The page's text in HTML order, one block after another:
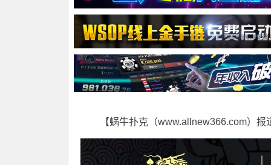
【蜗牛扑克（www.allnew366.com）报